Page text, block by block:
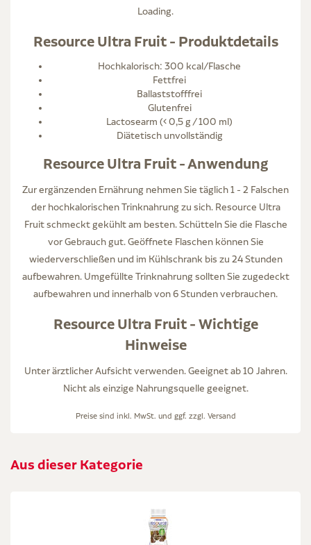
Loading.
Resource Ultra Fruit - Produktdetails
Hochkalorisch: 300 kcal/Flasche
Fettfrei
Ballaststofffrei
Glutenfrei
Lactosearm (< 0,5 g / 100 ml)
Diätetisch unvollständig
Resource Ultra Fruit - Anwendung
Zur ergänzenden Ernährung nehmen Sie täglich 1 - 2 Falschen
der hochkalorischen Trinknahrung zu sich. Resource Ultra
Fruit schmeckt gekühlt am besten. Schütteln Sie die Flasche
vor Gebrauch gut. Geöffnete Flaschen können Sie
wiederverschließen und im Kühlschrank bis zu 24 Stunden
aufbewahren. Umgefüllte Trinknahrung sollten Sie zugedeckt
aufbewahren und innerhalb von 6 Stunden verbrauchen.
Resource Ultra Fruit - Wichtige
Hinweise
Unter ärztlicher Aufsicht verwenden. Geeignet ab 10 Jahren.
Nicht als einzige Nahrungsquelle geeignet.
Preise sind inkl. MwSt. und ggf. zzgl. Versand
Aus dieser Kategorie